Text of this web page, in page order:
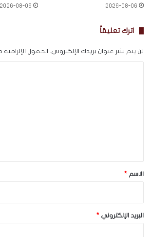
2026-08-06
2026-08-06
اترك تعليقاً
لن يتم نشر عنوان بريدك الإلكتروني. الحقول الإلزامية
*
الاسم *
البريد الإلكتروني *